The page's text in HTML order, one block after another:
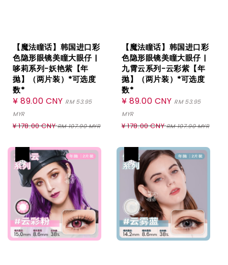
【魔法瞳话】韩国进口彩
色隐形眼镜美瞳大眼仔 |
哆莉系列-妖艳紫【年
抛】（两片装）*可选度
数*
Sale
price
¥ 89.00 CNY RM 53.95
MYR
Regular
¥ 178.00 CNYRM 107.90 MYR
【魔法瞳话】韩国进口彩
色隐形眼镜美瞳大眼仔 |
九霄云系列-云彩紫【年
抛】（两片装）*可选度
数*
Sale
price
¥ 89.00 CNY RM 53.95
MYR
Regular
¥ 178.00 CNYRM 107.90 MYR